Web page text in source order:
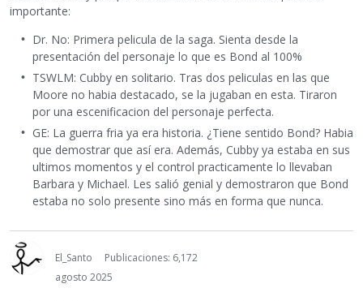
importante:
Dr. No: Primera pelicula de la saga. Sienta desde la
presentación del personaje lo que es Bond al 100%
TSWLM: Cubby en solitario. Tras dos peliculas en las que
Moore no habia destacado, se la jugaban en esta. Tiraron
por una escenificacion del personaje perfecta.
GE: La guerra fria ya era historia. ¿Tiene sentido Bond? Habia
que demostrar que así era. Además, Cubby ya estaba en sus
ultimos momentos y el control practicamente lo llevaban
Barbara y Michael. Les salió genial y demostraron que Bond
estaba no solo presente sino más en forma que nunca.
El_Santo
Publicaciones: 6,172
agosto 2025